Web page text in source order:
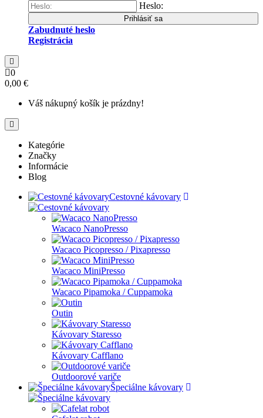
Heslo:
Prihlásiť sa
Zabudnuté heslo
Registrácia
0
0,00 €
Váš nákupný košík je prázdny!
Kategórie
Značky
Informácie
Blog
Cestovné kávovary
Wacaco NanoPresso
Wacaco Picopresso / Pixapresso
Wacaco MiniPresso
Wacaco Pipamoka / Cuppamoka
Outin
Kávovary Staresso
Kávovary Cafflano
Outdoorové variče
Špeciálne kávovary